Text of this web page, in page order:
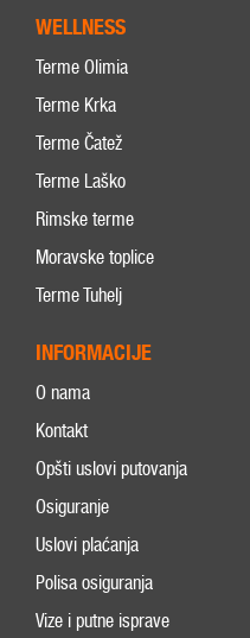
WELLNESS
Terme Olimia
Terme Krka
Terme Čatež
Terme Laško
Rimske terme
Moravske toplice
Terme Tuhelj
INFORMACIJE
O nama
Kontakt
Opšti uslovi putovanja
Osiguranje
Uslovi plaćanja
Polisa osiguranja
Vize i putne isprave